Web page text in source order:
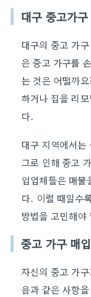
대구 중고가
대구의 중고 가
은 중고 가구를
는 것은 어떨까
하거나 집을 리
다.
대구 지역에서는
그로 인해 중고
입업체들은 매물
다. 이럴 때일수
방법을 고민해야
중고 가구 매
자신의 중고 가
음과 같은 사항